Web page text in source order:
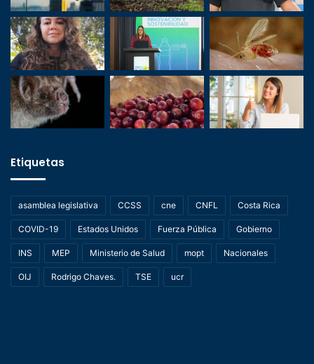
Etiquetas
asamblea legislativa CCSS cne CNFL Costa Rica
COVID-19 Estados Unidos Fuerza Pública Gobierno
INS MEP Ministerio de Salud mopt Nacionales
OIJ Rodrigo Chaves. TSE ucr